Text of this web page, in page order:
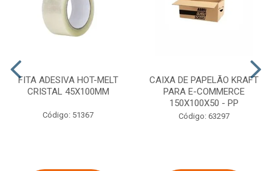
FITA ADESIVA HOT-MELT
CRISTAL 45X100MM
Código: 51367
CAIXA DE PAPELÃO KRAFT
PARA E-COMMERCE
150X100X50 - PP
Código: 63297